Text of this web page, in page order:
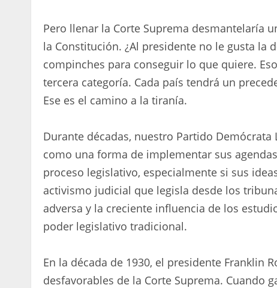
Pero llenar la Corte Suprema desmantelaría
la Constitución. ¿Al presidente no le gusta la
compinches para conseguir lo que quiere.
tercera categoría. Cada país tendrá un
Ese es el camino a la tiranía.
Durante décadas, nuestro Partido Demócrata
como una forma de implementar sus
proceso legislativo, especialmente si sus
activismo judicial que legisla desde los
adversa y la creciente influencia de los
poder legislativo tradicional.
En la década de 1930, el presidente Franklin
desfavorables de la Corte Suprema. Cuando